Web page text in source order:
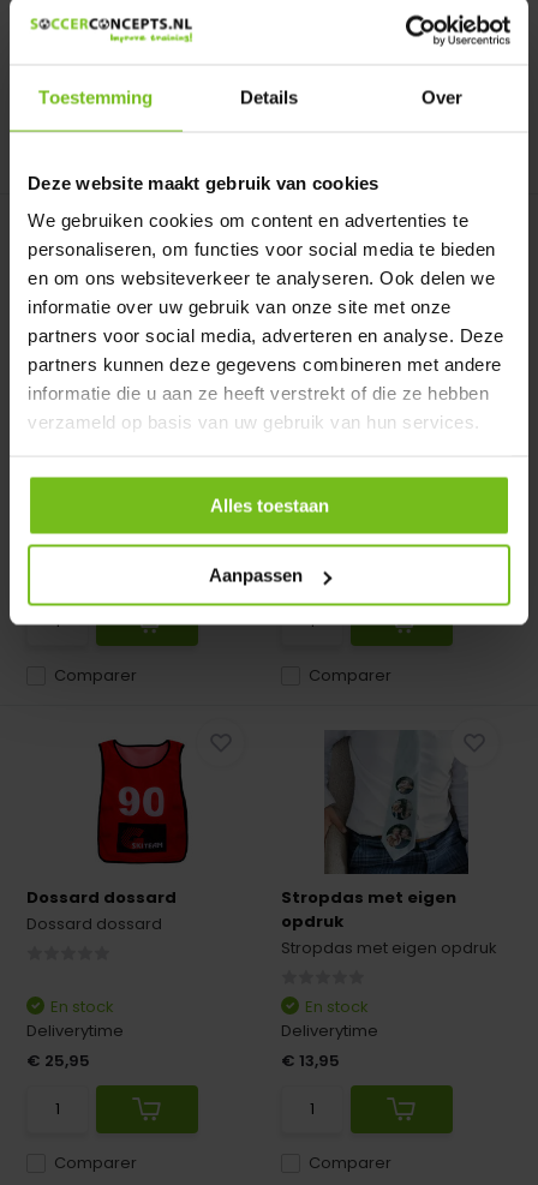
Toestemming Details Over
Deze website maakt gebruik van cookies
We gebruiken cookies om content en advertenties te
personaliseren, om functies voor social media te bieden
en om ons websiteverkeer te analyseren. Ook delen we
informatie over uw gebruik van onze site met onze
partners voor social media, adverteren en analyse. Deze
partners kunnen deze gegevens combineren met andere
informatie die u aan ze heeft verstrekt of die ze hebben
verzameld op basis van uw gebruik van hun services.
Alles toestaan
Aanpassen
Deliverytime
Coussin de siège de stade
Coussin de siège de stade
Comparer
Deliverytime
Gilet de circulation avec
impression en ...
Gilet de stade avec
Comparer
En stock
Deliverytime
€ 29,95
Dossard dossard
Dossard dossard
Comparer
En stock
Deliverytime
€ 25,95
Stropdas met eigen
opdruk
Stropdas met eigen opdruk
Comparer
En stock
Deliverytime
€ 13,95